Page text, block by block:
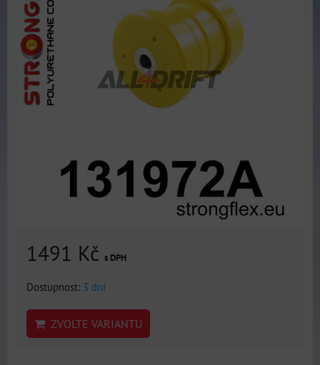
1491 Kč s DPH
Dostupnost: 3 dni
ZVOLTE VARIANTU